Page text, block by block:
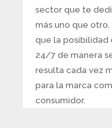
sector que te
más uno que
que la posibilidad
24/7 de manera
resulta cada vez
para la marca
consumidor.